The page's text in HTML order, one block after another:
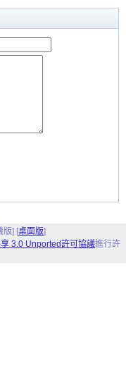
版] [桌面版]
3.0 Unported許可協議進行許